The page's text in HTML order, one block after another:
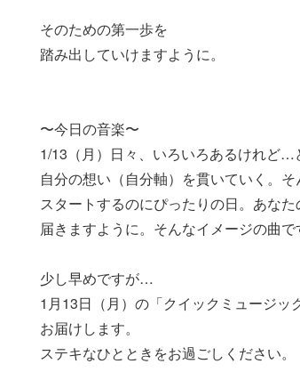
そのための第一歩を
踏み出していけますように。
〜今日の音楽〜
1/13（月）日々、いろいろあるけれど…
自分の想い（自分軸）を貫いていく。
スタートするのにぴったりの日。あな
届きますように。そんなイメージの曲で
少し早めですが…
1月13日（月）の「クイックミュージッ
お届けします。
ステキなひとときをお過ごしください。